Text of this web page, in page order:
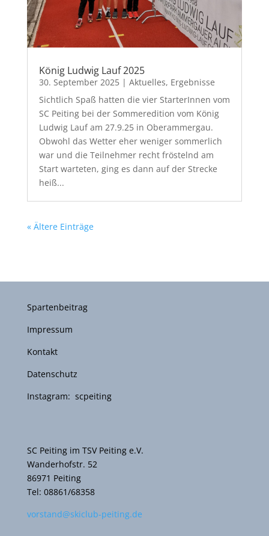
König Ludwig Lauf 2025
30. September 2025| Aktuelles, Ergebnisse
Sichtlich Spaß hatten die vier StarterInnen vom
SC Peiting bei der Sommeredition vom König
Ludwig Lauf am 27.9.25 in Oberammergau.
Obwohl das Wetter eher weniger sommerlich
war und die Teilnehmer recht fröstelnd am
Start warteten, ging es dann auf der Strecke
heiß...
« Ältere Einträge
Spartenbeitrag
Impressum
Kontakt
Datenschutz
Instagram: scpeiting
SC Peiting im TSV Peiting e.V.
Wanderhofstr. 52
86971 Peiting
Tel: 08861/68358
vorstand@skiclub-peiting.de